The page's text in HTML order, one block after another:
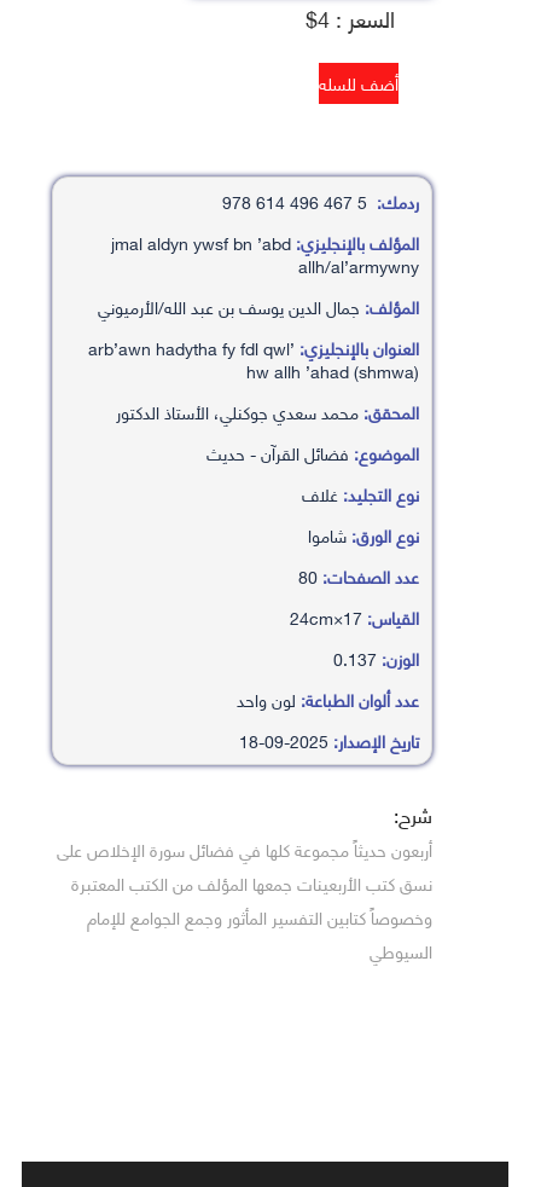
السعر : 4$
ردمك:
المؤلف بالإنجليزي:jmal aldyn ywsf bn ’abd
allh/al’armywny
المؤلف: جمال الدين يوسف بن عبد الله/الأرميوني
العنوان بالإنجليزي: ’arb’awn hadytha fy fdl qwl
hw allh ’ahad (shmwa)
المحقق:محمد سعدي جوكنلي، الأستاذ الدكتور
الموضوع: فضائل القرآن - حديث
نوع التجليد:غلاف
نوع الورق:شاموا
عدد الصفحات:
القياس:
الوزن:
عدد ألوان الطباعة: لون واحد
تاريخ الإصدار:
شرح:
أربعون حديثاً مجموعة كلها في فضائل سورة الإخلاص على
نسق كتب الأربعينات جمعها المؤلف من الكتب المعتبرة
وخصوصاً كتابين التفسير المأثور وجمع الجوامع للإمام
السيوطي